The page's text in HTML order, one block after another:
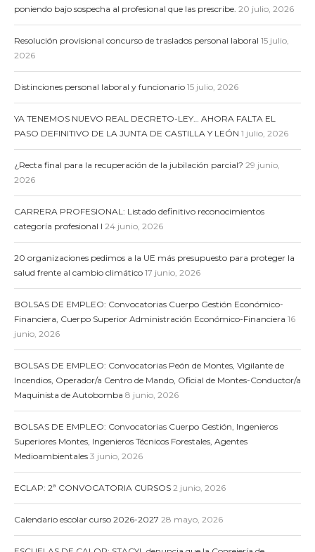
poniendo bajo sospecha al profesional que las prescribe. 20 julio, 2026
Resolución provisional concurso de traslados personal laboral 15 julio,
2026
Distinciones personal laboral y funcionario 15 julio, 2026
YA TENEMOS NUEVO REAL DECRETO-LEY… AHORA FALTA EL
PASO DEFINITIVO DE LA JUNTA DE CASTILLA Y LEÓN 1 julio, 2026
¿Recta final para la recuperación de la jubilación parcial? 29 junio,
2026
CARRERA PROFESIONAL: Listado definitivo reconocimientos
categoría profesional I 24 junio, 2026
20 organizaciones pedimos a la UE más presupuesto para proteger la
salud frente al cambio climático 17 junio, 2026
BOLSAS DE EMPLEO: Convocatorias Cuerpo Gestión Económico-
Financiera, Cuerpo Superior Administración Económico-Financiera 16
junio, 2026
BOLSAS DE EMPLEO: Convocatorias Peón de Montes, Vigilante de
Incendios, Operador/a Centro de Mando, Oficial de Montes-Conductor/a
Maquinista de Autobomba 8 junio, 2026
BOLSAS DE EMPLEO: Convocatorias Cuerpo Gestión, Ingenieros
Superiores Montes, Ingenieros Técnicos Forestales, Agentes
Medioambientales 3 junio, 2026
ECLAP: 2ª CONVOCATORIA CURSOS 2 junio, 2026
Calendario escolar curso 2026-2027 28 mayo, 2026